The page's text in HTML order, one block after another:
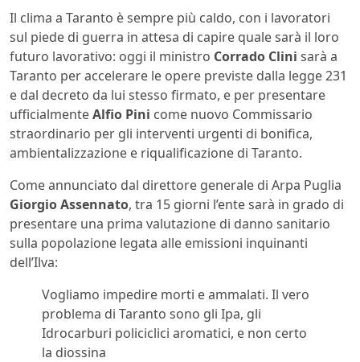
Il clima a Taranto è sempre più caldo, con i lavoratori
sul piede di guerra in attesa di capire quale sarà il loro
futuro lavorativo: oggi il ministro Corrado Clini sarà a
Taranto per accelerare le opere previste dalla legge 231
e dal decreto da lui stesso firmato, e per presentare
ufficialmenteAlfio Pini come nuovo Commissario
straordinario per gli interventi urgenti di bonifica,
ambientalizzazione e riqualificazione di Taranto.
Come annunciato dal direttore generale di Arpa Puglia
Giorgio Assennato, tra 15 giorni l’ente sarà in grado di
presentare una prima valutazione di danno sanitario
sulla popolazione legata alle emissioni inquinanti
dell’Ilva:
Vogliamo impedire morti e ammalati. Il vero
problema di Taranto sono gli Ipa, gli
Idrocarburi policiclici aromatici, e non certo
la diossina